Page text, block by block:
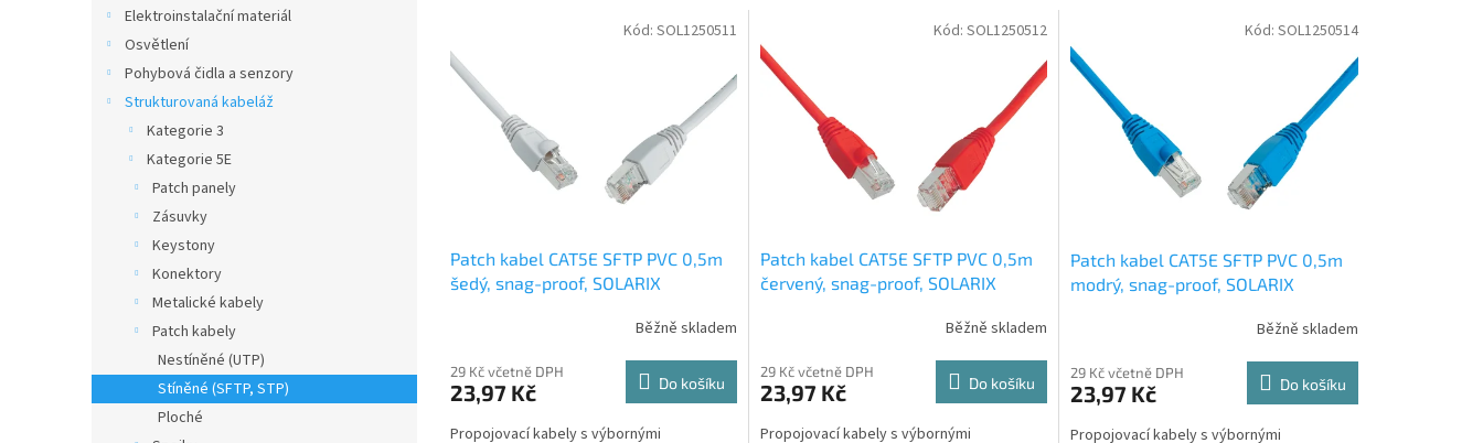
Elektroinstalační materiál
Osvětlení
Pohybová čidla a senzory
Strukturovaná kabeláž
Kategorie 3
Kategorie 5E
Patch panely
Zásuvky
Keystony
Konektory
Metalické kabely
Patch kabely
Nestíněné (UTP)
Stíněné (SFTP, STP)
Ploché
p
Patch kabel CAT5E SFTP PVC 0,5m
šedý, snag-proof, SOLARIX
Běžně skladem
29 Kč včetně DPH
23,97 Kč Do košíku
Propojovací kabely s výbornými
Kód: SOL1250511
Patch kabel CAT5E SFTP PVC 0,5m
červený, snag-proof, SOLARIX
Běžně skladem
29 Kč včetně DPH
23,97 Kč Do košíku
Propojovací kabely s výbornými
Kód: SOL1250512
Patch kabel CAT5E SFTP PVC 0,5m
modrý, snag-proof, SOLARIX
Běžně skladem
29 Kč včetně DPH
23,97 Kč Do košíku
Propojovací kabely s výbornými
Kód: SOL1250514